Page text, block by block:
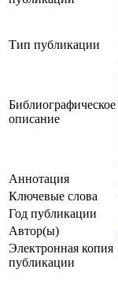
Тип публикации
Библиографическое
описание
Аннотация
Ключевые cлова
Год публикации
Автор(ы)
Электронная копия
публикации